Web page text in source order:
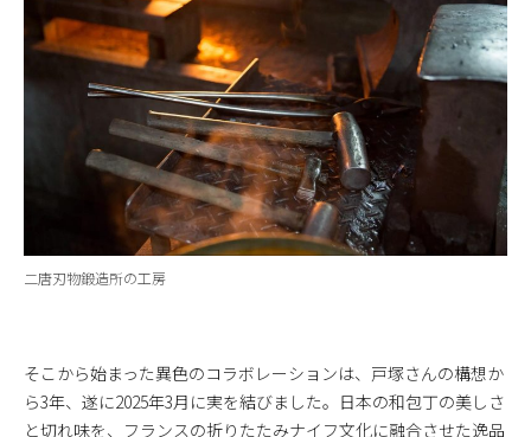
二唐刃物鍛造所の工房
そこから始まった異色のコラボレーションは、戸塚さんの構想か
ら3年、遂に2025年3月に実を結びました。日本の和包丁の美しさ
と切れ味を、フランスの折りたたみナイフ文化に融合させた逸品